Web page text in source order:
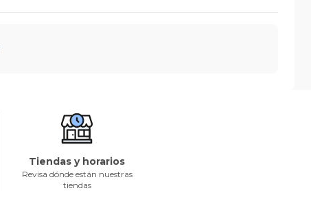
Tiendas y horarios
Revisa dónde están nuestras
tiendas